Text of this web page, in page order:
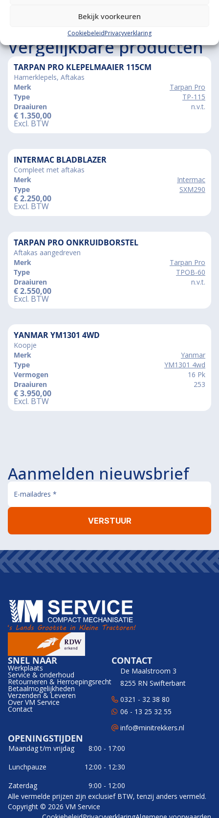
Bekijk voorkeuren
CookiebeleidPrivacyverklaring
Vergelijkbare producten
TARPAN PRO KLEPELMAAIER 115CM
Hamerklepels, Aftakas
Merk
Tarpan Pro
Type
TP-115
Draaiuren
n.v.t.
€ 1.350,00
Excl. BTW
INTERMAC BLADBLAZER
Compleet met aftakas
Merk
Intermac
Type
SXM290
€2.250,00
Excl. BTW
TARPAN PRO ONKRUIDBORSTEL
Aftakas aangedreven
Merk
Tarpan Pro
Type
TPOB-60
Draaiuren
n.v.t.
€2.550,00
Excl. BTW
YANMAR YM1301 4WD
Koopje
Merk
Yanmar
Type
YM1301 4wd
Vermogen
16 Pk
Draaiuren
253
€3.950,00
Excl. BTW
Aanmelden nieuwsbrief
SNEL NAAR
Werkplaats
Service & onderhoud
Retourneren & Herroepingsrecht
Betaalmogelijkheden
Verzenden & Leveren
Over VM Service
Contact
CONTACT
De Maalstroom 3
8255 RN Swifterbant
0321 - 32 38 80
06 - 13 25 32 55
info@minitrekkers.nl
OPENINGSTIJDEN
Maandag t/m vrijdag
8:00 - 17:00
Lunchpauze
12:00 - 12:30
Zaterdag
9:00 - 12:00
Alle vermelde prijzen zijn exclusief BTW, tenzij anders vermeld.
Copyright © 2026 VM Service